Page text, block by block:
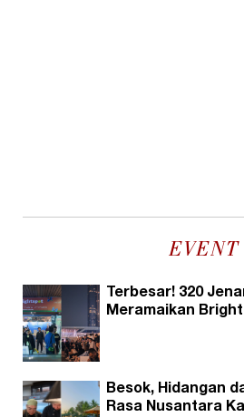
EVENT
Terbesar! 320
Meramaikan
Besok, Hidangan
Rasa Nusantara